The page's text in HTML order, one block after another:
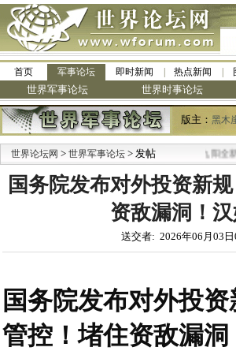
首页 军事论坛 即时新闻 热点新闻
世界军事论坛 世界时事论坛
版主： 黑木
世界论坛网 > 世界军事论坛 > 发帖 九阳全新
国务院发布对外投资新
资敌漏洞！
送交者: 2026年06月03
国务院发布对外投
管控！堵住资敌漏